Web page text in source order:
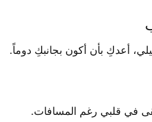
أعدكِ بأن أكون بجانبكِ دوماً.
في قلبي رغم المسافات.